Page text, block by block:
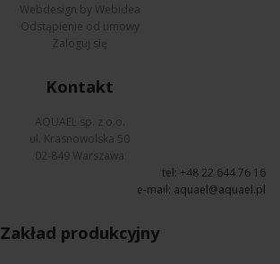
Webdesign by Webidea
Odstąpienie od umowy
Zaloguj się
Kontakt
AQUAEL sp. z o.o.
ul. Krasnowolska 50
02-849 Warszawa
tel: +48 22 644 76 16
e-mail: aquael@aquael.pl
Zakład produkcyjny